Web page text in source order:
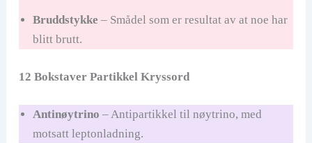
Bruddstykke – Smådel som er resultat av at noe har
blitt brutt.
12 Bokstaver Partikkel Kryssord
Antinøytrino – Antipartikkel til nøytrino, med
motsatt leptonladning.